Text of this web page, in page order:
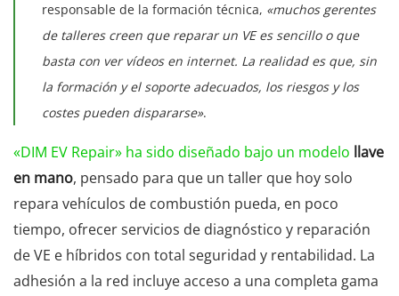
responsable de la formación técnica, «muchos gerentes
de talleres creen que reparar un VE es sencillo o que
basta con ver vídeos en internet. La realidad es que, sin
la formación y el soporte adecuados, los riesgos y los
costes pueden dispararse».
«DIM EV Repair» ha sido diseñado bajo un modelo llave
en mano, pensado para que un taller que hoy solo
repara vehículos de combustión pueda, en poco
tiempo, ofrecer servicios de diagnóstico y reparación
de VE e híbridos con total seguridad y rentabilidad. La
adhesión a la red incluye acceso a una completa gama